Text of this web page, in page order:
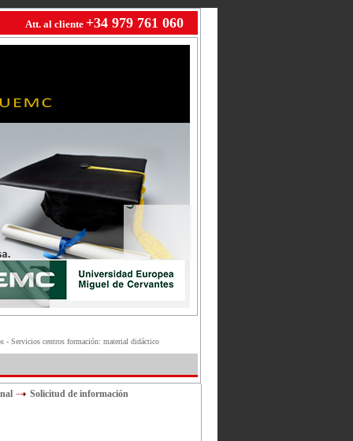
Att. al cliente +34 979 761 060
- Servicios centros formación: material didáctico
Solicitud de información